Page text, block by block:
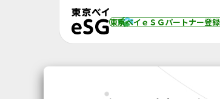
東京ベイｅＳＧパートナー登録